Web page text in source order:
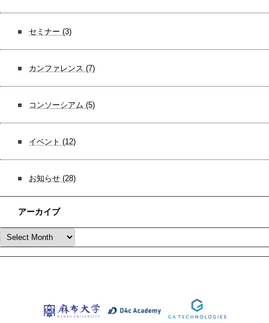
セミナー (3)
カンファレンス (7)
コンソーシアム (5)
イベント (12)
お知らせ (28)
アーカイブ